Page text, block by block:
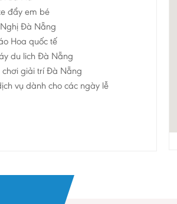
đẩy em bé
Đà Nẵng
Hoa quốc tế
du lich Đà Nẵng
chơi giải trí Đà Nẵng
vụ dành cho các ngày lễ